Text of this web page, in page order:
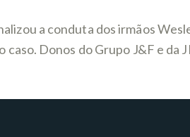
a conduta dos irmãos
Donos do Grupo J&F e da